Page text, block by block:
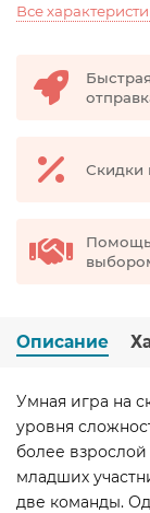
Все
Быстрая
Скидки
Описание
Умная игра на
уровня
более
младших
две команды.